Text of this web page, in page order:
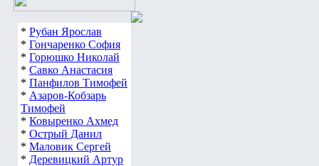
* Рубан Ярослав
* Гончаренко София
* Горюшко Николай
* Савко Анастасия
* Панфилов Тимофей
* Азаров-Кобзарь
Тимофей
* Ковыренко Ахмед
* Острый Данил
* Маловик Сергей
* Деревицкий Артур